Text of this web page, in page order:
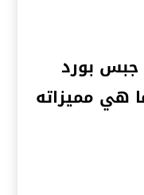
جبس بورد
هي مميزاته